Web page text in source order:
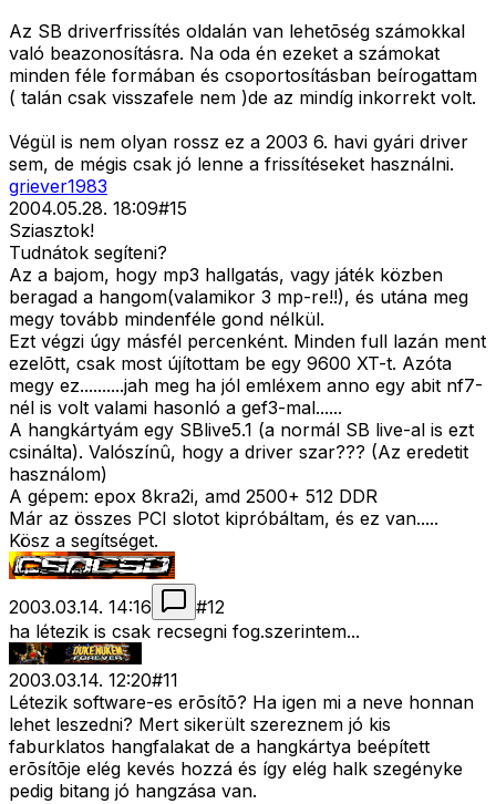
Az SB driverfrissítés oldalán van lehetõség számokkal
való beazonosításra. Na oda én ezeket a számokat
minden féle formában és csoportosításban beírogattam
( talán csak visszafele nem )de az mindíg inkorrekt volt.
Végül is nem olyan rossz ez a 2003 6. havi gyári driver
sem, de mégis csak jó lenne a frissítéseket használni.
griever1983
2004.05.28. 18:09#15
Sziasztok!
Tudnátok segíteni?
Az a bajom, hogy mp3 hallgatás, vagy játék közben
beragad a hangom(valamikor 3 mp-re!!), és utána meg
megy tovább mindenféle gond nélkül.
Ezt végzi úgy másfél percenként. Minden full lazán ment
ezelõtt, csak most újítottam be egy 9600 XT-t. Azóta
megy ez..........jah meg ha jól emléxem anno egy abit nf7-
nél is volt valami hasonló a gef3-mal......
A hangkártyám egy SBlive5.1 (a normál SB live-al is ezt
csinálta). Valószínû, hogy a driver szar??? (Az eredetit
használom)
A gépem: epox 8kra2i, amd 2500+ 512 DDR
Már az összes PCI slotot kipróbáltam, és ez van.....
Kösz a segítséget.
2003.03.14. 14:16 #12
ha létezik is csak recsegni fog.szerintem...
2003.03.14. 12:20#11
Létezik software-es erõsítõ? Ha igen mi a neve honnan
lehet leszedni? Mert sikerült szereznem jó kis
faburklatos hangfalakat de a hangkártya beépített
erõsítõje elég kevés hozzá és így elég halk szegényke
pedig bitang jó hangzása van.